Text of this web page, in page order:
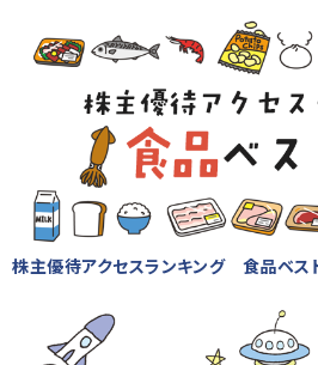
株主優待アクセスランキング 食品ベス